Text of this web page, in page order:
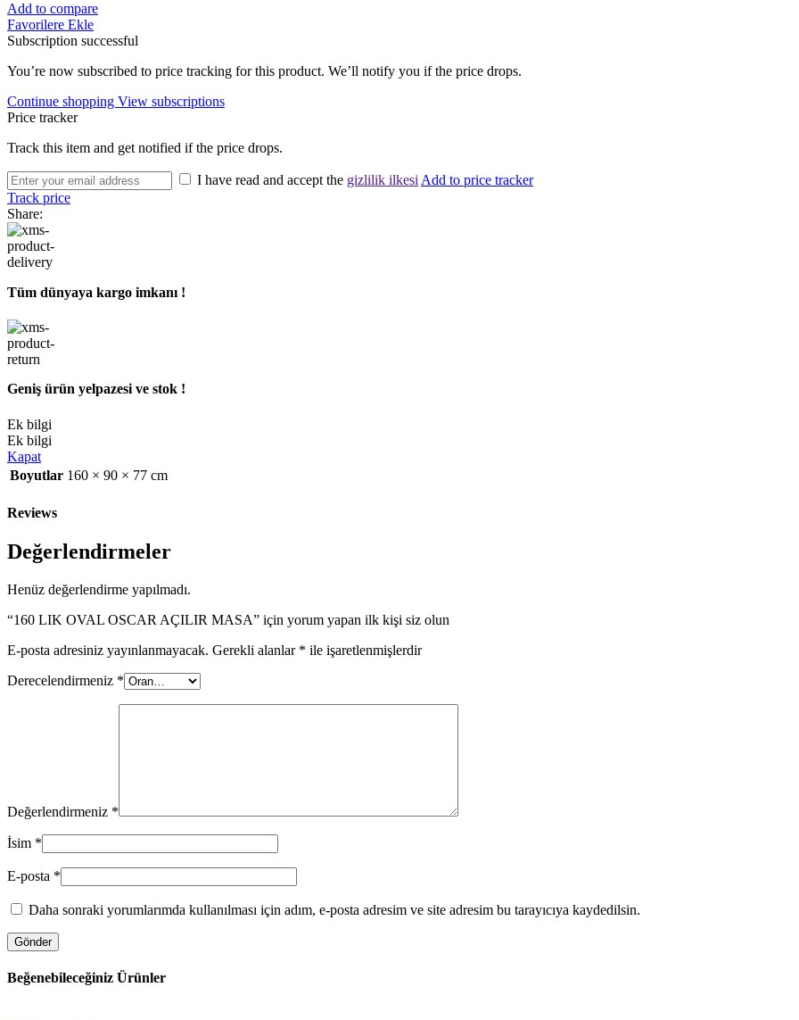
Add to compare
Favorilere Ekle
Subscription successful
You’re now subscribed to price tracking for this product. We’ll notify you if the price drops.
Continue shopping View subscriptions
Price tracker
Track this item and get notified if the price drops.
I have read and accept the gizlilik ilkesiAdd to price tracker
Track price
Share:
Tüm dünyaya kargo imkanı !
Geniş ürün yelpazesi ve stok !
Ek bilgi
Ek bilgi
Kapat
Boyutlar 160 × 90 × 77 cm
Reviews
Değerlendirmeler
Henüz değerlendirme yapılmadı.
“160 LIK OVAL OSCAR AÇILIR MASA” için yorum yapan ilk kişi siz olun
E-posta adresiniz yayınlanmayacak. Gerekli alanlar * ile işaretlenmişlerdir
Derecelendirmeniz *
Değerlendirmeniz *
İsim *
E-posta *
Daha sonraki yorumlarımda kullanılması için adım, e-posta adresim ve site adresim bu tarayıcıya kaydedilsin.
Beğenebileceğiniz Ürünler